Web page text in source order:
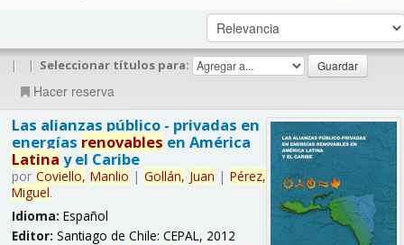
| | Seleccionar títulos para:
Hacer reserva
Las alianzas público - privadas en
energías renovables en América
Latina y el Caribe
por Coviello, Manlio | Gollán, Juan | Pérez,
Miguel.
Idioma: Español
Editor: Santiago de Chile: CEPAL, 2012